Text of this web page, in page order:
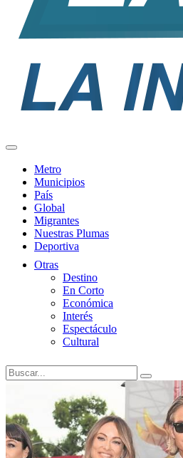
Metro
Municipios
País
Global
Migrantes
Nuestras Plumas
Deportiva
Otras
Destino
En Corto
Económica
Interés
Espectáculo
Cultural